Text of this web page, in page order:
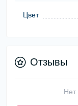
Цвет
Отзывы
Нет